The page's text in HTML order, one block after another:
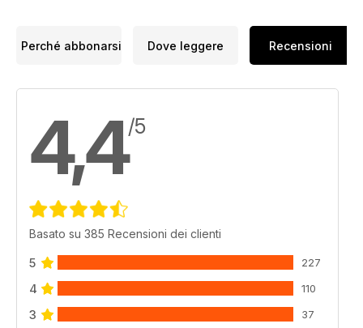
Perché abbonarsi Dove leggere Recensioni
4,4/5
Basato su 385 Recensioni dei clienti
5 227
4 110
3 37